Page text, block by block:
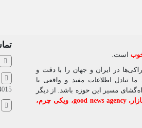
است.
در ایران و جهان را با دقت و
تبادل اطلاعات مفید و واقعی با
مسیر این حوزه باشد. از دیگر
،good news agency،ویکی چرم،